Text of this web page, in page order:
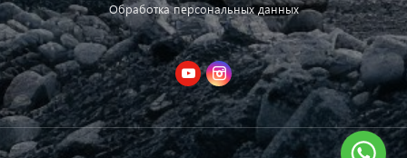
Обработка персональных данных